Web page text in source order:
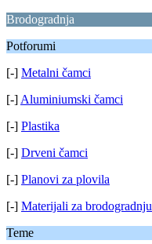
Brodogradnja
Potforumi
[-] Metalni čamci
[-] Aluminiumski čamci
[-] Plastika
[-] Drveni čamci
[-] Planovi za plovila
[-] Materijali za brodogradnju
Teme